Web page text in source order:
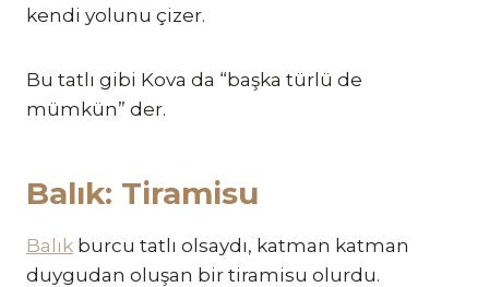
kendi yolunu çizer.
Bu tatlı gibi Kova da “başka türlü de
mümkün” der.
Balık: Tiramisu
Balık burcu tatlı olsaydı, katman katman
duygudan oluşan bir tiramisu olurdu.